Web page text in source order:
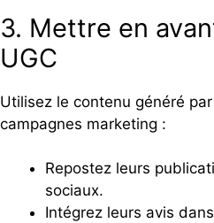
3. Mettre en
UGC
Utilisez le contenu généré
campagnes marketing :
Repostez leurs
sociaux.
Intégrez leurs avis